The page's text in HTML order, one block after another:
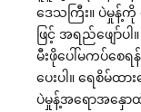
ဒေသကြီး။ ပဲမှုန့်ကို
ဖြင့် အရည်ဖျော်ပ
မီးဖိုပေါ်မကပ်စေ
ပေးပါ။ ရေစိမ်ထ
ပဲမှုန့်အရောအနှေ